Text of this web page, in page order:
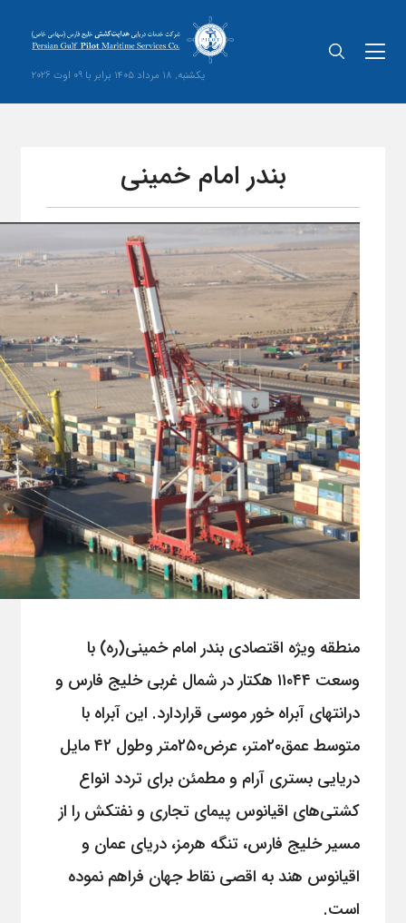
یکشنبه, 18 مرداد 1405 برابر با 09 اوت 2026
بندر امام خمینی
منطقه ویژه اقتصادی بندر امام خمینی(ره) با
وسعت ۱۱۰۴۴ هکتار در شمال غربی خلیج فارس و
درانتهای آبراه خور موسی قراردارد. این آبراه با
متوسط عمق۲۰متر، عرض۲۵۰متر وطول ۴۲ مایل
دریایی بستری آرام و مطمئن برای تردد انواع
کشتی‌های اقیانوس پیمای تجاری و نفتکش را از
مسیر خلیج فارس، تنگه هرمز، دریای عمان و
اقیانوس هند به اقصی نقاط جهان فراهم نموده
است.